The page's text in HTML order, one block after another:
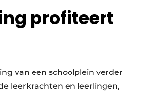
profiteert
van een schoolplein verder
leerkrachten en leerlingen,